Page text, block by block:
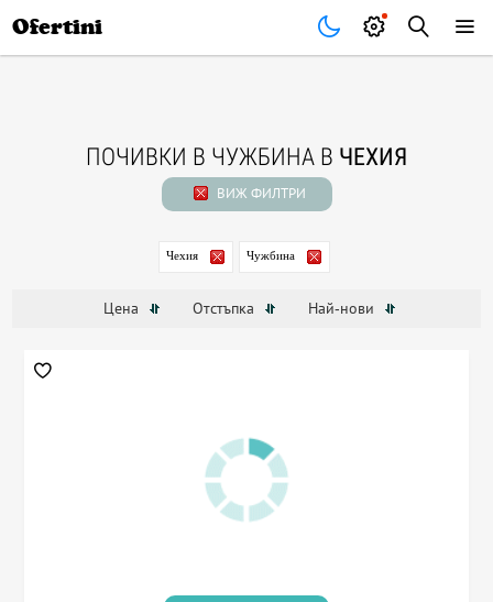
Ofertini
ПОЧИВКИ В ЧУЖБИНА В ЧЕХИЯ
ВИЖ ФИЛТРИ
Чехия Чужбина
Цена Отстъпка Най-нови